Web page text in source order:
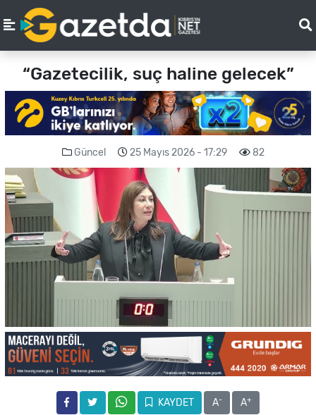
“Gazetecilik, suç haline gelecek”
Güncel 25 Mayıs 2026 - 17:29 82
KAYDET A- A+